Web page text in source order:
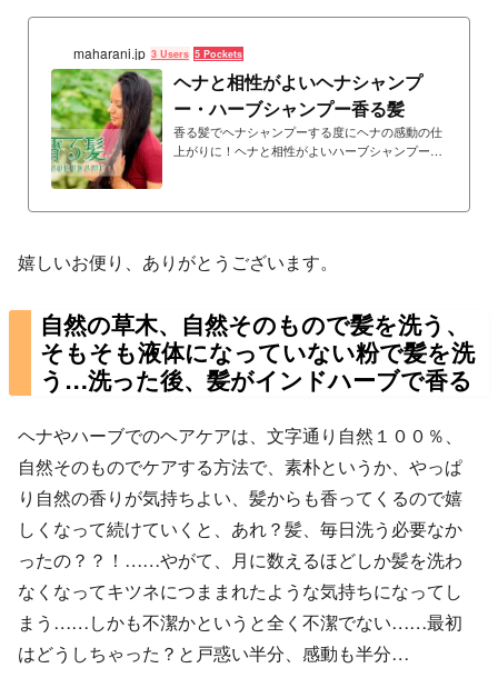
maharani.jp 3 Users 5 Pockets
ヘナと相性がよいヘナシャンプ
ー・ハーブシャンプー香る髪
香る髪でヘナシャンプーする度にヘナの感動の仕
上がりに！ヘナと相性がよいハーブシャンプー香
嬉しいお便り、ありがとうございます。
自然の草木、自然そのもので髪を洗う、
そもそも液体になっていない粉で髪を洗
う…洗った後、髪がインドハーブで香る
ヘナやハーブでのヘアケアは、文字通り自然１００％、
自然そのものでケアする方法で、素朴というか、やっぱ
り自然の香りが気持ちよい、髪からも香ってくるので嬉
しくなって続けていくと、あれ？髪、毎日洗う必要なか
ったの？？！……やがて、月に数えるほどしか髪を洗わ
なくなってキツネにつままれたような気持ちになってし
まう……しかも不潔かというと全く不潔でない……最初
はどうしちゃった？と戸惑い半分、感動も半分…